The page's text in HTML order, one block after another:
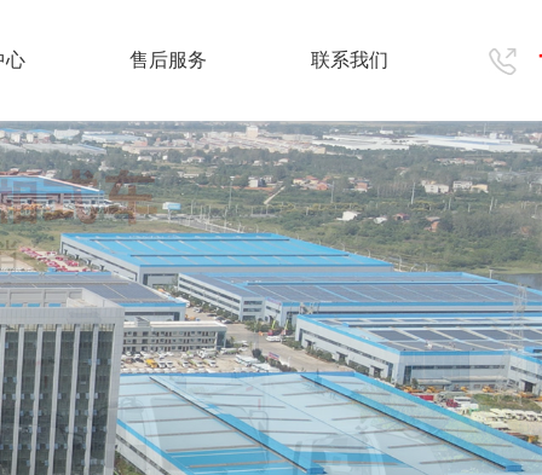
心 售后服务 联系我们